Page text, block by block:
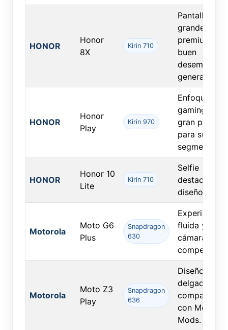
HONOR
Honor
8X
Kirin 710
Pantalla
grande,
premium y
buen
desempeño
general.
HONOR
Honor
Play
Kirin 970
Enfoque en
gaming con
gran
para su
segmento.
HONOR
Honor 10
Lite
Kirin 710
Selfie
destacado y
diseño
Motorola
Moto G6
Plus
Snapdragon
630
Experiencia
fluida y
cámara
competente.
Motorola
Moto Z3
Play
Snapdragon
636
Diseño
delgado,
con Moto
Mods.